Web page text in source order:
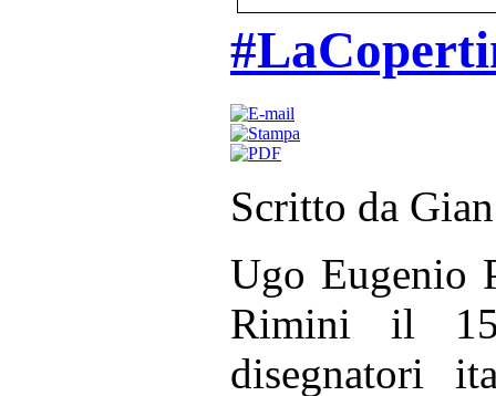
Scritto da
Ugo Eugenio
Rimini il
disegnatori